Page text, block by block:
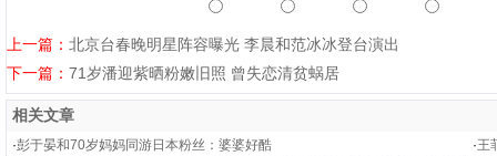
上一篇： 北京台春晚明星阵容曝光 李晨和范冰冰登台演出
下一篇： 71岁潘迎紫晒粉嫩旧照 曾失恋清贫蜗居
相关文章
·彭于晏和70岁妈妈同游日本粉丝：婆婆好酷 ·王